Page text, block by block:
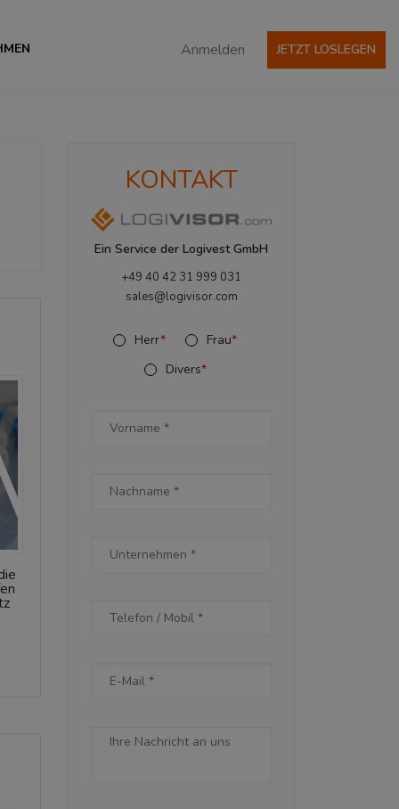
Anmelden JETZT LOSLEGEN
KONTAKT
Ein Service der Logivest GmbH
+49 40 42 31 999 031
sales@logivisor.com
Herr* Frau*
Divers*